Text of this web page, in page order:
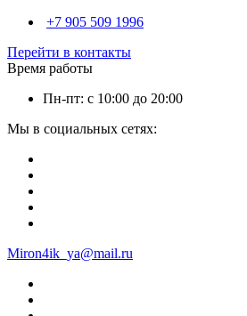
+7 905 509 1996
Перейти в контакты
Время работы
Пн-пт: с 10:00 до 20:00
Мы в социальных сетях:
Miron4ik_ya@mail.ru